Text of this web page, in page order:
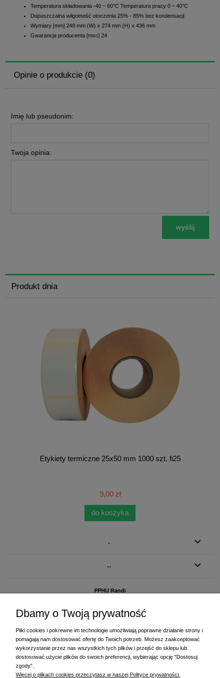
Temperatura składowania -40 ~ 60°C Temperatura pracy 0 ~ 40°C
Dopuszczalna wilgotność otoczenia 25% - 85% bez kondensacji
Wymiary [mm] 248 mm (W) x 274 mm (H) x 436 mm
Gwarancja producenta [msc] 24
Opinie o produkcie (0)
Imię lub pseudonim:
Twoja opinia:
wyślij
Produkt dnia
Etykiety termiczne 25x50 mm 1000 szt. fi25
9,00 zł
do koszyka
.
..
PPHU Randi
ul. Starogardzka 77 (wjazd od ul. Plażowej)
+48 58 770 31 80
- centrala
Dbamy o Twoją prywatność
Pliki cookies i pokrewne im technologie umożliwiają poprawne działanie strony i
pomagają nam dostosować ofertę do Twoich potrzeb. Możesz zaakceptować
wykorzystanie przez nas wszystkich tych plików i przejść do sklepu lub
dostosować użycie plików do swoich preferencji, wybierając opcję "Dostosuj
zgody".
Więcej o plikach cookies przeczytasz w naszej Polityce prywatności.